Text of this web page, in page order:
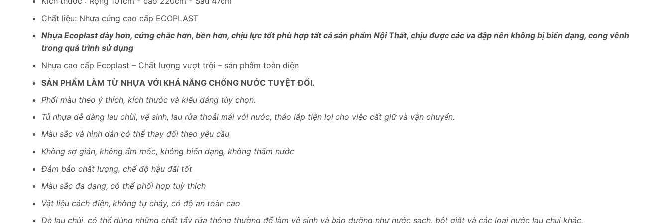
Chất liệu: Nhựa cứng cao cấp ECOPLAST
Nhựa Ecoplast dày hơn, cứng chắc hơn, bền hơn, chịu lực tốt phù hợp tất cả sản phẩm Nội Thất, chịu được các va đập nên không bị biến dạng, cong vênh
trong quá trình sử dụng
Nhựa cao cấp Ecoplast – Chất lượng vượt trội – sản phẩm toàn diện
SẢN PHẨM LÀM TỪ NHỰA VỚI KHẢ NĂNG CHỐNG NƯỚC TUYỆT ĐỐI.
Phối màu theo ý thích, kích thước và kiểu dáng tùy chọn.
Tủ nhựa dễ dàng lau chùi, vệ sinh, lau rửa thoải mái với nước, tháo lắp tiện lợi cho việc cất giữ và vận chuyển.
Màu sắc và hình dán có thể thay đổi theo yêu cầu
Không sợ gián, không ẩm mốc, không biến dạng, không thấm nước
Đảm bảo chất lượng, chế độ hậu đãi tốt
Màu sắc đa dạng, có thể phối hợp tuỳ thích
Vật liệu cách điện, không tự cháy, có độ an toàn cao
Dễ lau chùi, có thể dùng những chất tẩy rửa thông thường để làm vệ sinh và bảo dưỡng như nước sạch, bột giặt và các loại nước lau chùi khác.